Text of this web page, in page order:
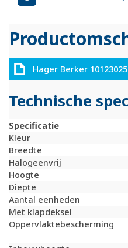
Hager Berker
Technische
Specificatie
Kleur
Breedte
Halogeenvrij
Hoogte
Diepte
Aantal eenheden
Met klapdeksel
Oppervlaktebescherming